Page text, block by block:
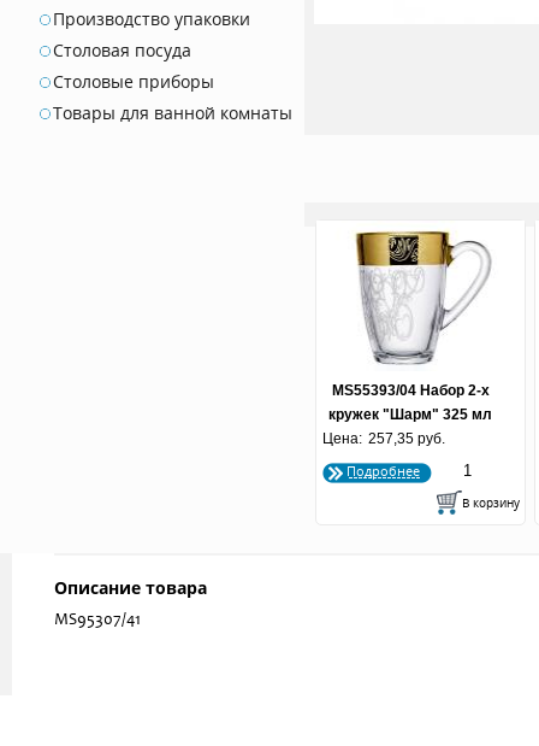
Производство упаковки
Столовая посуда
Столовые приборы
Товары для ванной комнаты
MS55393/04 Набор 2-х
кружек "Шарм" 325 мл
1/8
Цена: 257,35 руб.
Подробнее
Описание товара
MS95307/41